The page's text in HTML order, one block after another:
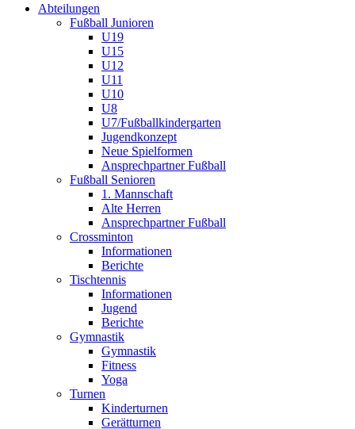
Abteilungen
Fußball Junioren
U19
U15
U12
U11
U10
U8
U7/Fußballkindergarten
Jugendkonzept
Neue Spielformen
Ansprechpartner Fußball
Fußball Senioren
1. Mannschaft
Alte Herren
Ansprechpartner Fußball
Crossminton
Informationen
Berichte
Tischtennis
Informationen
Jugend
Berichte
Gymnastik
Gymnastik
Fitness
Yoga
Turnen
Kinderturnen
Gerätturnen